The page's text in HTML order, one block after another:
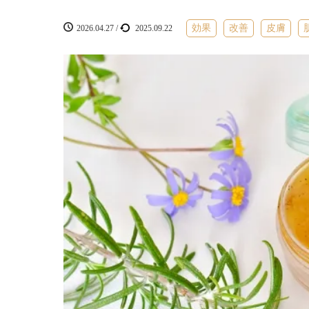
2026.04.27 / 2025.09.22 効果 改善 皮膚